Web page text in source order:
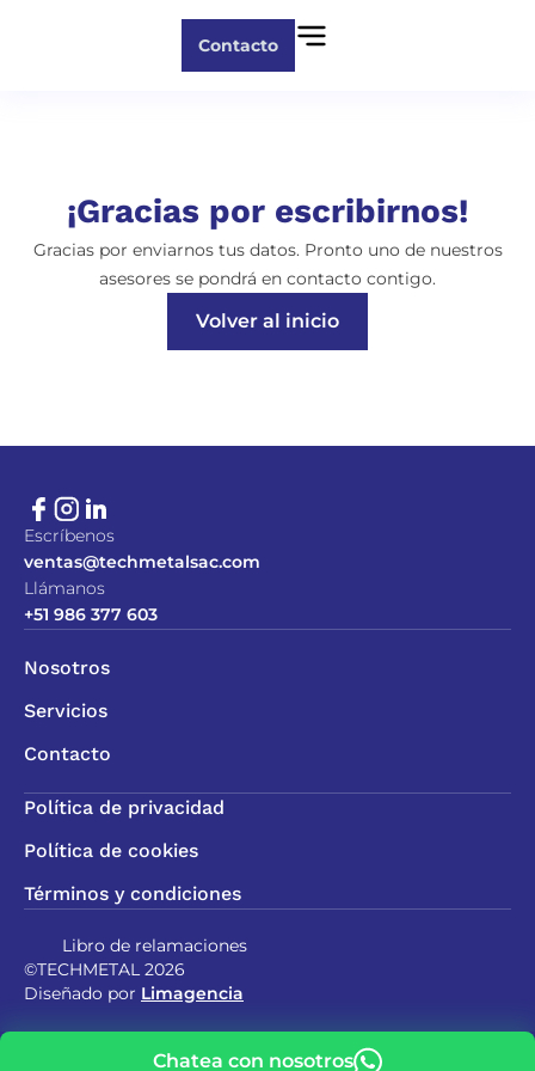
Contacto
¡Gracias por escribirnos!
Gracias por enviarnos tus datos. Pronto uno de nuestros
asesores se pondrá en contacto contigo.
Volver al inicio
Escríbenos
ventas@techmetalsac.com
Llámanos
+51 986 377 603
Nosotros
Servicios
Contacto
Política de privacidad
Política de cookies
Términos y condiciones
©TECHMETAL 2026
Libro de relamaciones
Diseñado por Limagencia
Chatea con nosotros